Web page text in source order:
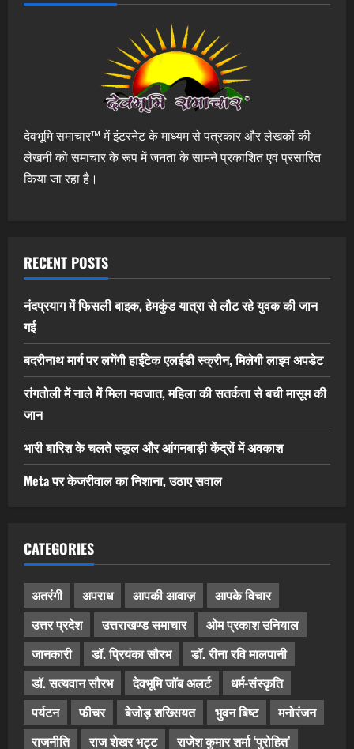
देवभूमि समाचार™ में इंटरनेट के माध्यम से पत्रकार और लेखकों की
लेखनी को समाचार के रूप में जनता के सामने प्रकाशित एवं प्रसारित
किया जा रहा है।
RECENT POSTS
नंदप्रयाग में फिसली बाइक, हेमकुंड यात्रा से लौट रहे युवक की जान
गई
बदरीनाथ मार्ग पर लगेंगी हाईटेक एलईडी स्क्रीन, मिलेगी लाइव अपडेट
रांगतोली में नाले में मिला नवजात, महिला की सतर्कता से बची मासूम की
जान
भारी बारिश के चलते स्कूल और आंगनबाड़ी केंद्रों में अवकाश
Meta पर केजरीवाल का निशाना, उठाए सवाल
CATEGORIES
अतरंगी अपराध आपकी आवाज़
आपके विचार
उत्तर प्रदेश
उत्तराखण्ड समाचार
ओम प्रकाश उनियाल
जानकारी
डॉ. प्रियंका सौरभ
डॉ. रीना रवि मालपानी
डॉ. सत्यवान सौरभ
देवभूमि जॉब अलर्ट
धर्म-संस्कृति
पर्यटन
फीचर बेजोड़ शख्सियत भुवन बिष्ट
मनोरंजन
राजनीति
राज शेखर भट्ट राजेश कुमार शर्मा ‘पुरोहित’